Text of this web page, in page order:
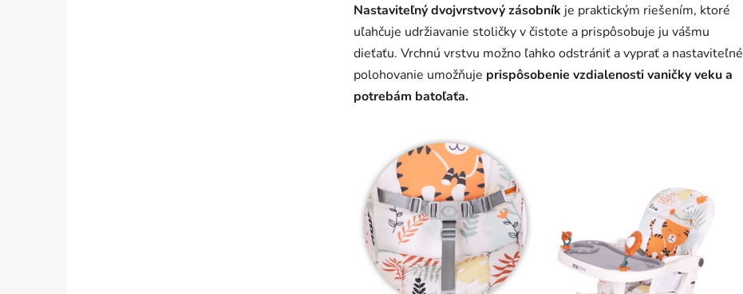
Nastaviteľný dvojvrstvový zásobník je praktickým riešením, ktoré
uľahčuje udržiavanie stoličky v čistote a prispôsobuje ju vášmu
dieťaťu. Vrchnú vrstvu možno ľahko odstrániť a vyprať a nastaviteľné
polohovanie umožňuje prispôsobenie vzdialenosti vaničky veku a
potrebám batoľaťa.